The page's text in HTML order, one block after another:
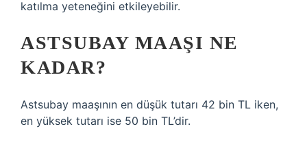
katılma yeteneğini etkileyebilir.
ASTSUBAY MAAŞI NE
KADAR?
Astsubay maaşının en düşük tutarı 42 bin TL iken,
en yüksek tutarı ise 50 bin TL’dir.